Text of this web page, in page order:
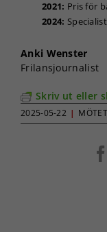
2021: Pris för
2024:
Anki Wenster
Frilansjournalist
Skriv ut eller
2025-05-22 | MÖTET